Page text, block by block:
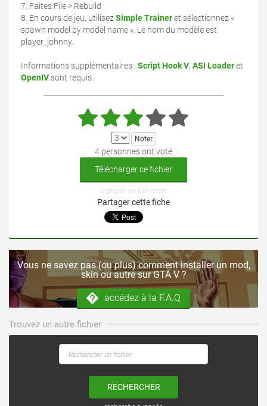
7. Faites File > Rebuild
8. En cours de jeu, utilisezSimple Traineret sélectionnez «
spawn model by model name ». Le nom du modèle est
player_johnny.
Informations supplémentaires : Script Hook V, ASI Loaderet
OpenIV sont requis.
4 personnes ont voté
Télécharger ce fichier
signaler un lien mort
Partager cette fiche
Vous ne savez pas (ou plus) comment installer un mod,
skin ou autre sur GTA V ?
accédez à la F.A.Q
Trouvez un autre fichier
RECHERCHER